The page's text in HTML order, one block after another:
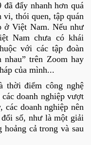
đẩy nhanh hơn quá
vi, thói quen, tập quán
ở Việt Nam. Nếu như
Nam chưa có khái
với các tập đoàn
trên Zoom hay
của mình...
thời điểm công nghệ
doanh nghiệp vượt
các doanh nghiệp nên
đổi số, như là một giải
cả trong và sau